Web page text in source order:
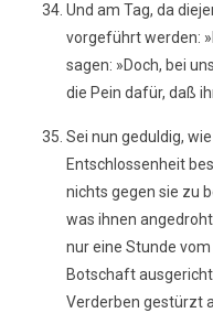
Und am Tag, da
vorgeführt werden:
sagen: »Doch, bei
die Pein dafür, daß
Sei nun geduldig,
Entschlossenheit
nichts gegen sie zu
was ihnen
nur eine Stunde
Botschaft
Verderben gestürzt